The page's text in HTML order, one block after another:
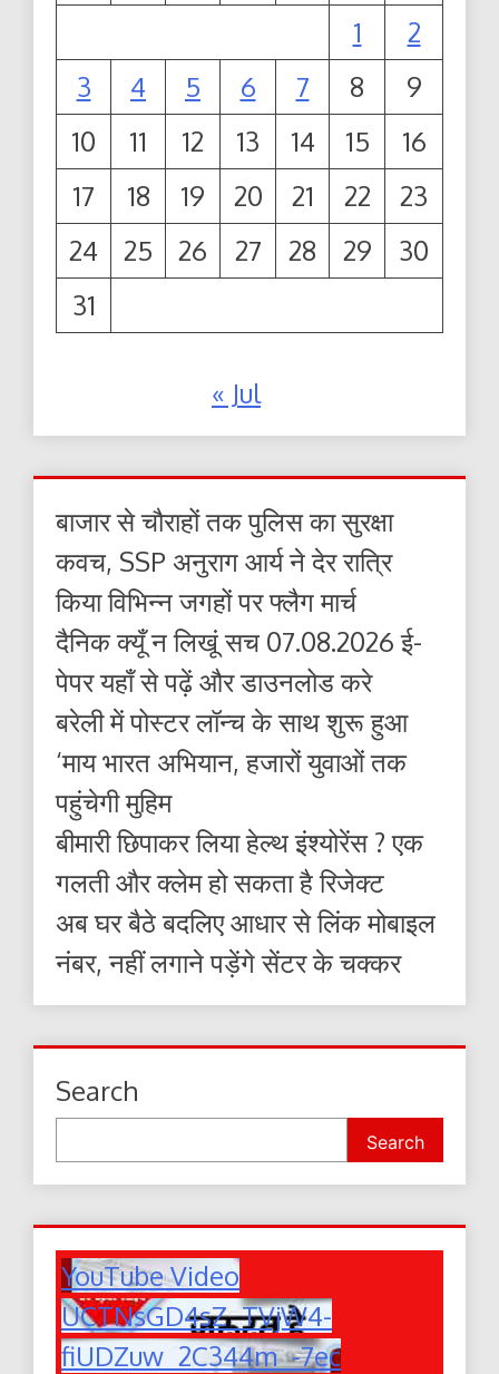
1
2
3
4 5 6 7 8
9
10
11 12 13 14 15
16
17
18 19 20 21 22
23
24
25 26 27 28 29
30
31
« Jul
बाजार से चौराहों तक पुलिस का सुरक्षा
कवच, SSP अनुराग आर्य ने देर रात्रि
किया विभिन्न जगहों पर फ्लैग मार्च
दैनिक क्यूँ न लिखूं सच 07.08.2026 ई-
पेपर यहाँ से पढ़ें और डाउनलोड करे
बरेली में पोस्टर लॉन्च के साथ शुरू हुआ
‘माय भारत अभियान, हजारों युवाओं तक
पहुंचेगी मुहिम
बीमारी छिपाकर लिया हेल्थ इंश्योरेंस ? एक
गलती और क्लेम हो सकता है रिजेक्ट
अब घर बैठे बदलिए आधार से लिंक मोबाइल
नंबर, नहीं लगाने पड़ेंगे सेंटर के चक्कर
Search
Search
YouTube Video
UCTNsGD4sZ_TVjW4-
fiUDZuw_2C344m_-7ec